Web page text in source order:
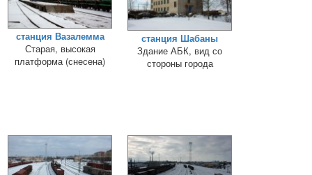
станция Вазалемма
Старая, высокая
платформа (снесена)
станция Шабаны
Здание АБК, вид со
стороны города